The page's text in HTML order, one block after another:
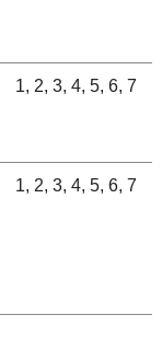
1, 2, 3, 4, 5, 6, 7
1, 2, 3, 4, 5, 6, 7